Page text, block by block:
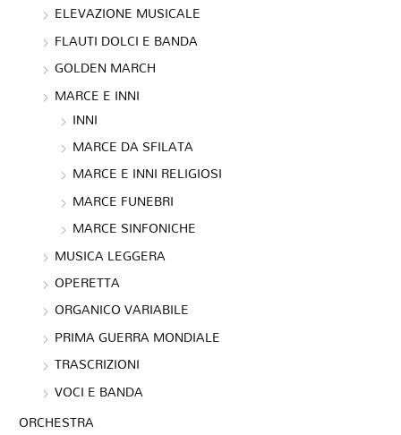
ELEVAZIONE MUSICALE
FLAUTI DOLCI E BANDA
GOLDEN MARCH
MARCE E INNI
INNI
MARCE DA SFILATA
MARCE E INNI RELIGIOSI
MARCE FUNEBRI
MARCE SINFONICHE
MUSICA LEGGERA
OPERETTA
ORGANICO VARIABILE
PRIMA GUERRA MONDIALE
TRASCRIZIONI
VOCI E BANDA
ORCHESTRA